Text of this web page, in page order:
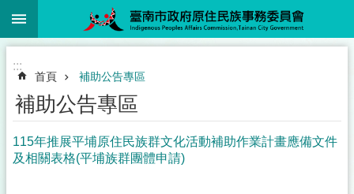
跳到主要內容區塊
:::
首頁 補助公告專區
補助公告專區
115年推展平埔原住民族群文化活動補助作業計畫應備文件
及相關表格(平埔族群團體申請)